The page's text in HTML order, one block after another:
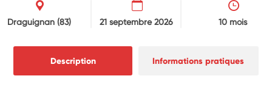
Draguignan(83) 21 septembre 2026 10 mois
Description Informations pratiques